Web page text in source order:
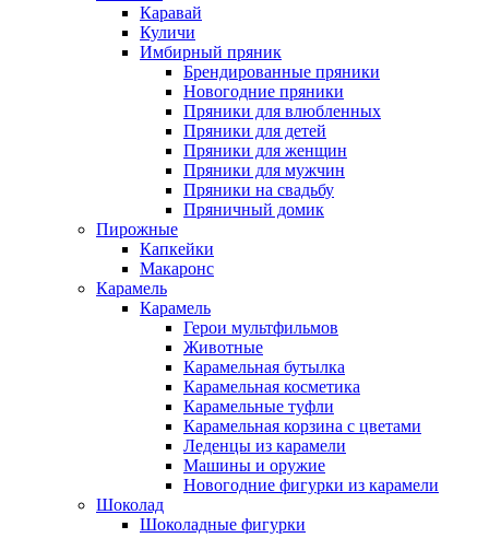
Каравай
Куличи
Имбирный пряник
Брендированные пряники
Новогодние пряники
Пряники для влюбленных
Пряники для детей
Пряники для женщин
Пряники для мужчин
Пряники на свадьбу
Пряничный домик
Пирожные
Капкейки
Макаронс
Карамель
Карамель
Герои мультфильмов
Животные
Карамельная бутылка
Карамельная косметика
Карамельные туфли
Карамельная корзина с цветами
Леденцы из карамели
Машины и оружие
Новогодние фигурки из карамели
Шоколад
Шоколадные фигурки